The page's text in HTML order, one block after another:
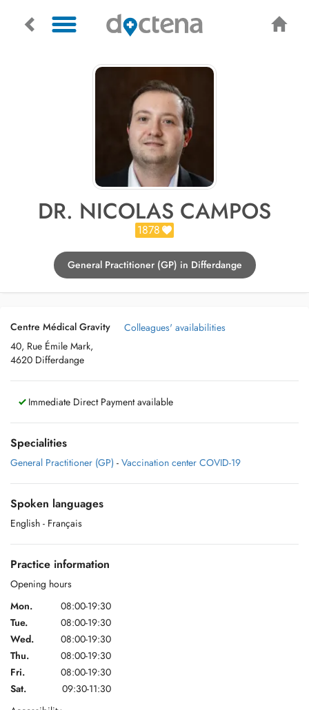
DR. NICOLAS CAMPOS
1878
General Practitioner (GP) in Differdange
Centre Médical Gravity
40, Rue Émile Mark,
4620 Differdange
Colleagues' availabilities
Immediate Direct Payment available
Specialities
General Practitioner (GP) - Vaccination center COVID-19
Spoken languages
English - Français
Practice information
Opening hours
Mon.
08:00-19:30
Tue.
08:00-19:30
Wed.
08:00-19:30
Thu.
08:00-19:30
Fri.
08:00-19:30
Sat.
09:30-11:30